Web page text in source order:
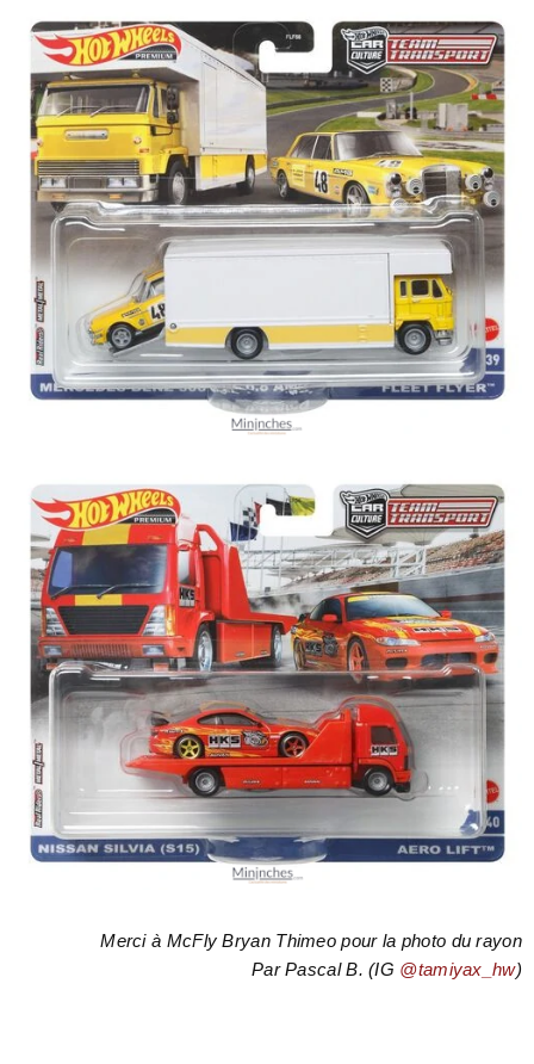
Merci à McFly Bryan Thimeo pour la photo du rayon
Par Pascal B. (IG @tamiyax_hw)